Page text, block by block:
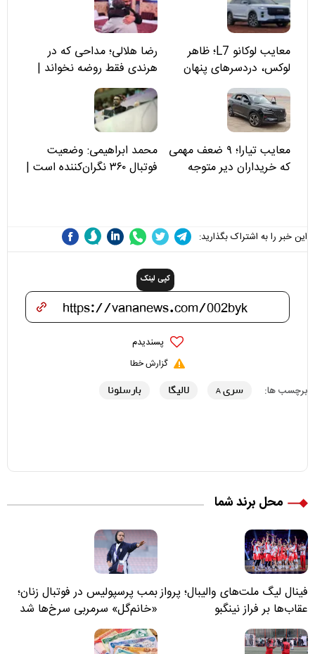
معایب لوکانو L7؛ ظاهر
لوکس، دردسرهای پنهان
رضا هلالی؛ مداحی که در
هرندی فقط روضه نخواند |
مسئولان «تکیه‌گاه آقا مرتضی
علی(ع)» را جدی‌تر ببینند
معایب تیارا؛ ۹ ضعف مهمی
که خریداران دیر متوجه
محمد ابراهیمی: وضعیت
فوتبال ۳۶۰ نگران‌کننده است |
این خبر را به اشتراک بگذارید:
کپی لینک
پسندیدم
گزارش خطا
برچسب ها: سری A لالیگا بارسلونا
محل برند شما
فینال لیگ ملت‌های والیبال؛ پرواز
عقاب‌ها بر فراز نینگبو
بمب پرسپولیس در فوتبال زنان؛
«خانم‌گل» سرمربی سرخ‌ها شد